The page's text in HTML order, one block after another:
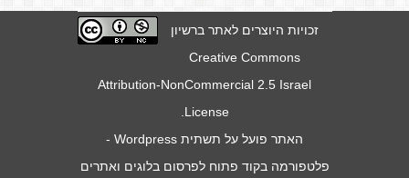
זכויות היוצרים לאתר ברשיון
Creative Commons
Attribution-NonCommercial 2.5 Israel
License
האתר פועל על תשתית Wordpress
-
פלטפורמה בקוד פתוח לפרסום בלוגים ואתרים